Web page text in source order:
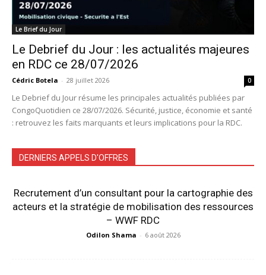
Le Brief du Jour
Le Debrief du Jour : les actualités majeures
en RDC ce 28/07/2026
Cédric Botela - 28 juillet 2026 0
Le Debrief du Jour résume les principales actualités publiées par
CongoQuotidien ce 28/07/2026. Sécurité, justice, économie et santé
: retrouvez les faits marquants et leurs implications pour la RDC.
DERNIERS APPELS D'OFFRES
Recrutement d’un consultant pour la cartographie des
acteurs et la stratégie de mobilisation des ressources
– WWF RDC
Odilon Shama - 6 août 2026